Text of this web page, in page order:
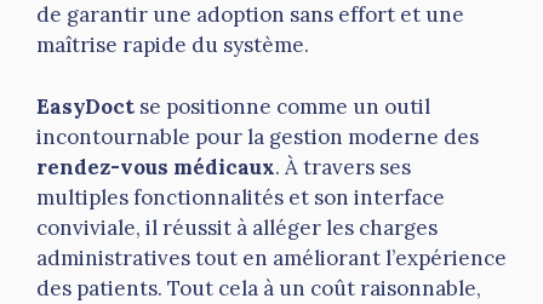
de garantir une adoption sans effort et une
maîtrise rapide du système.
EasyDoct se positionne comme un outil
incontournable pour la gestion moderne des
rendez-vous médicaux. À travers ses
multiples fonctionnalités et son interface
conviviale, il réussit à alléger les charges
administratives tout en améliorant l’expérience
des patients. Tout cela à un coût raisonnable,